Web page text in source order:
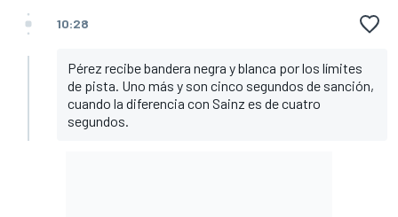
10:28
Pérez recibe bandera negra y blanca por los límites
de pista. Uno más y son cinco segundos de sanción,
cuando la diferencia con Sainz es de cuatro
segundos.